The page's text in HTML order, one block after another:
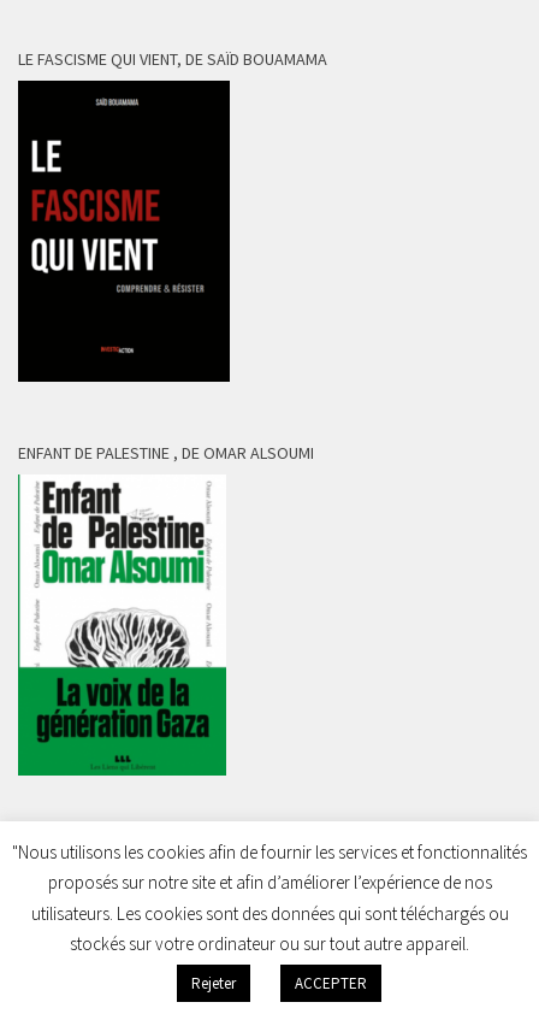
LE FASCISME QUI VIENT, DE SAÏD BOUAMAMA
ENFANT DE PALESTINE , DE OMAR ALSOUMI
Charleroi Pour la Palestine © 2026. Tous droits réservés.
"Nous utilisons les cookies afin de fournir les services et fonctionnalités
proposés sur notre site et afin d’améliorer l’expérience de nos
utilisateurs. Les cookies sont des données qui sont téléchargés ou
stockés sur votre ordinateur ou sur tout autre appareil.
Rejeter ACCEPTER